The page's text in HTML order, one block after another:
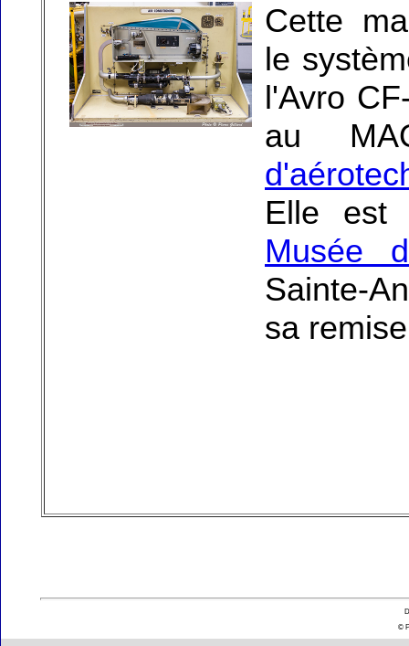
Cette
le
l'Avro
au
Elle est
Musée
Sainte-
sa
©